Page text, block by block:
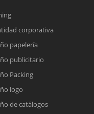
corporativa
papelería
publicitario
Packing
logo
de catálogos